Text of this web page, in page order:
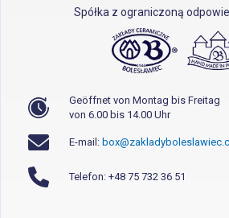
Spółka z ograniczoną
Geöffnet von Montag bis Freitag
von 6.00 bis 14.00 Uhr
E-mail:
Telefon: +48 75 732 36 51